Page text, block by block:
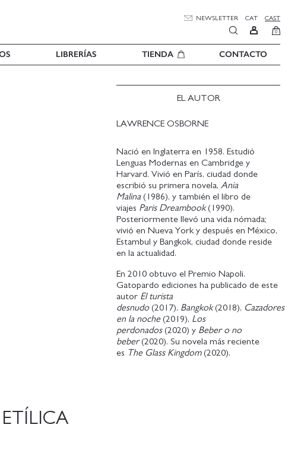
NEWSLETTER CAT CAST
0
LIBRERÍAS TIENDA CONTACTO
EL AUTOR
LAWRENCE OSBORNE
Nació en Inglaterra en 1958. Estudió
Lenguas Modernas en Cambridge y
Harvard. Vivió en París, ciudad donde
escribió su primera novela, Ania
Malina (1986), y también el libro de
viajes Paris Dreambook(1990).
Posteriormente llevó una vida nómada;
vivió en Nueva York y después en México,
Estambul y Bangkok, ciudad donde reside
en la actualidad.
En 2010 obtuvo el Premio Napoli.
Gatopardo ediciones ha publicado de este
autor El turista
desnudo(2017), Bangkok(2018), Cazadores
en la noche(2019), Los
perdonados(2020) y Beber o no
beber(2020). Su novela más reciente
es The Glass Kingdom(2020).